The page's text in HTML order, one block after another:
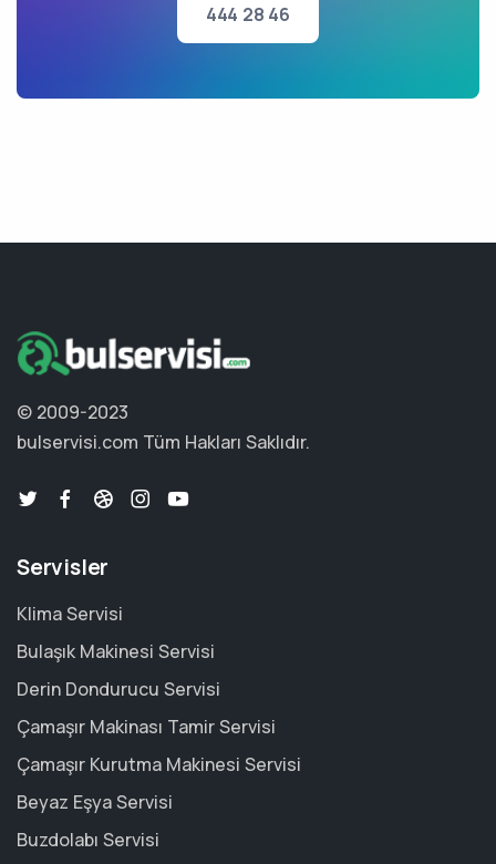
444 28 46
© 2009-2023
bulservisi.com Tüm Hakları Saklıdır.
Servisler
Klima Servisi
Bulaşık Makinesi Servisi
Derin Dondurucu Servisi
Çamaşır Makinası Tamir Servisi
Çamaşır Kurutma Makinesi Servisi
Beyaz Eşya Servisi
Buzdolabı Servisi